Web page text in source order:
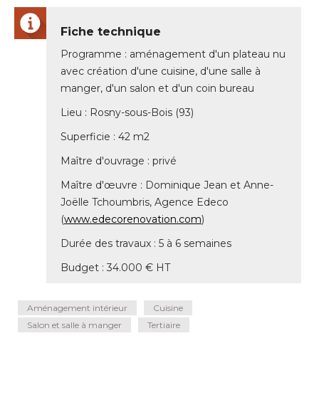
Fiche technique
Programme : aménagement d'un plateau nu
avec création d'une cuisine, d'une salle à
manger, d'un salon et d'un coin bureau
Lieu : Rosny-sous-Bois (93)
Superficie : 42 m2
Maître d'ouvrage : privé
Maître d'œuvre : Dominique Jean et Anne-
Joëlle Tchoumbris, Agence Edeco
(www.edecorenovation.com)
Durée des travaux : 5 à 6 semaines
Budget : 34.000 € HT
Aménagement intérieur
Cuisine
Salon et salle à manger
Tertiaire